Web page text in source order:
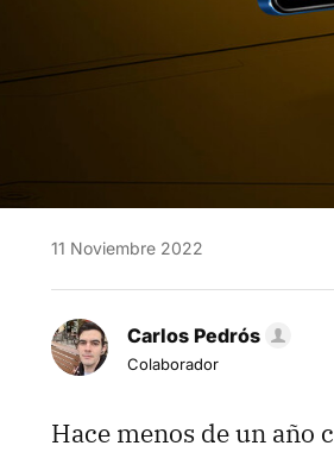
11 Noviembre 2022
Carlos Pedrós
Colaborador
Hace menos de un año